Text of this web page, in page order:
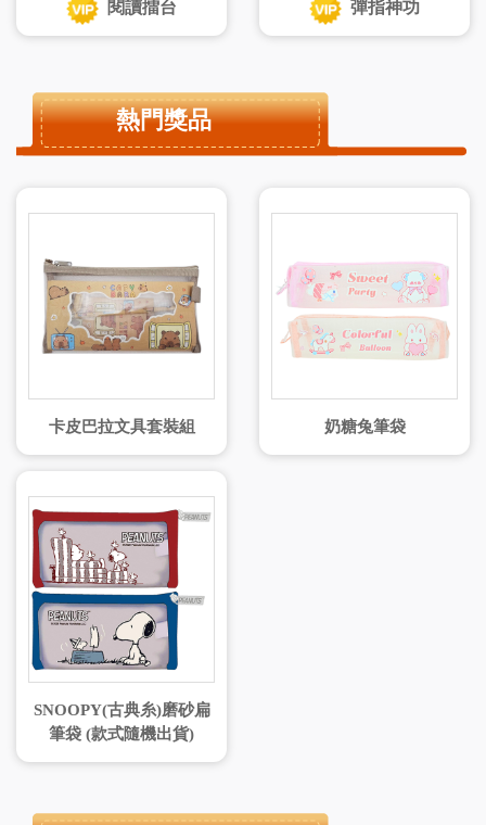
閱讀擂台 彈指神功
熱門獎品
卡皮巴拉文具套裝組 奶糖兔筆袋
SNOOPY(古典糸)磨砂扁
筆袋 (款式隨機出貨)